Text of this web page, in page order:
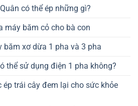
có thể ép những gì?
máy băm cỏ cho bà con
băm xơ dừa 1 pha và 3 pha
thể sử dụng điện 1 pha không?
trái cây đem lại cho sức khỏe